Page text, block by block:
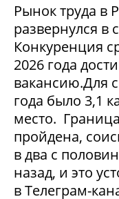
Рынок труда в
развернулся в
Конкуренция
2026 года
вакансию.Для
года было 3,1
место.
пройдена,
в два с
назад, и это
в Телеграм-